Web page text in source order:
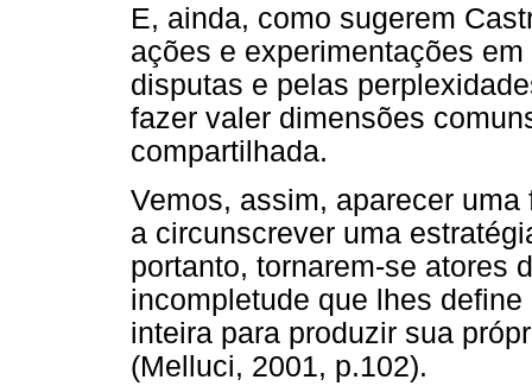
E, ainda, como sugerem
ações e experimentações
disputas e pelas
fazer valer dimensões
compartilhada.
Vemos, assim, aparecer
a circunscrever uma
portanto, tornarem-se atores
incompletude que lhes
inteira para produzir sua
(Melluci, 2001, p.102).